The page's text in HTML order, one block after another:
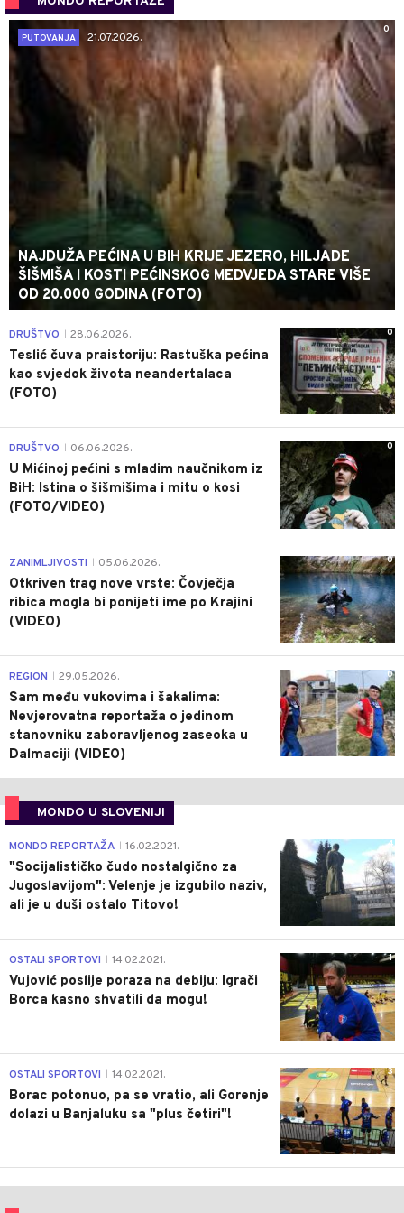
0
PUTOVANJA
21.07.2026.
NAJDUŽA PEĆINA U BIH KRIJE JEZERO, HILJADE
ŠIŠMIŠA I KOSTI PEĆINSKOG MEDVJEDA STARE VIŠE
OD 20.000 GODINA (FOTO)
0
DRUŠTVO 28.06.2026.
Teslić čuva praistoriju: Rastuška pećina
kao svjedok života neandertalaca
(FOTO)
0
DRUŠTVO 06.06.2026.
U Mićinoj pećini s mladim naučnikom iz
BiH: Istina o šišmišima i mitu o kosi
(FOTO/VIDEO)
0
ZANIMLJIVOSTI 05.06.2026.
Otkriven trag nove vrste: Čovječja
ribica mogla bi ponijeti ime po Krajini
(VIDEO)
0
REGION 29.05.2026.
Sam među vukovima i šakalima:
Nevjerovatna reportaža o jedinom
stanovniku zaboravljenog zaseoka u
Dalmaciji (VIDEO)
MONDO U SLOVENIJI
4
MONDO REPORTAŽA 16.02.2021.
"Socijalističko čudo nostalgično za
Jugoslavijom": Velenje je izgubilo naziv,
ali je u duši ostalo Titovo!
1
OSTALI SPORTOVI 14.02.2021.
Vujović poslije poraza na debiju: Igrači
Borca kasno shvatili da mogu!
3
OSTALI SPORTOVI 14.02.2021.
Borac potonuo, pa se vratio, ali Gorenje
dolazi u Banjaluku sa "plus četiri"!